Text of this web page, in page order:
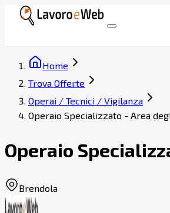
Home
Trova Offerte
Operai / Tecnici / Vigilanza
Operaio Specializzato - Area
Operaio
Brendola